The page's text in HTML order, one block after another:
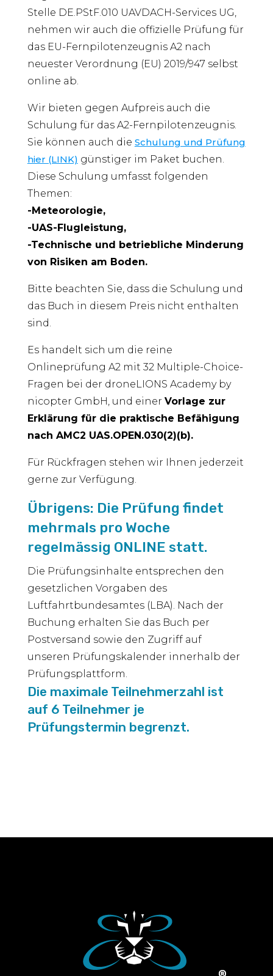
Stelle DE.PStF.010 UAVDACH-Services UG,
nehmen wir auch die offizielle Prüfung für
das EU-Fernpilotenzeugnis A2 nach
neuester Verordnung (EU) 2019/947 selbst
online ab.
Wir bieten gegen Aufpreis auch die
Schulung für das A2-Fernpilotenzeugnis.
Sie können auch die Schulung und Prüfung
hier (LINK) günstiger im Paket buchen.
Diese Schulung umfasst folgenden
Themen:
-Meteorologie,
-UAS-Flugleistung,
-Technische und betriebliche Minderung
von Risiken am Boden.
Bitte beachten Sie, dass die Schulung und
das Buch in diesem Preis nicht enthalten
sind.
Es handelt sich um die reine
Onlineprüfung A2 mit 32 Multiple-Choice-
Fragen bei der droneLIONS Academy by
nicopter GmbH, und einer Vorlage zur
Erklärung für die praktische Befähigung
nach AMC2 UAS.OPEN.030(2)(b).
Für Rückfragen stehen wir Ihnen jederzeit
gerne zur Verfügung.
Übrigens: Die Prüfung findet
mehrmals pro Woche
regelmässig ONLINE statt.
Die Prüfungsinhalte entsprechen den
gesetzlichen Vorgaben des
Luftfahrtbundesamtes (LBA). Nach der
Buchung erhalten Sie das Buch per
Postversand sowie den Zugriff auf
unseren Prüfungskalender innerhalb der
Prüfungsplattform.
Die maximale Teilnehmerzahl ist
auf 6 Teilnehmer je
Prüfungstermin begrenzt.